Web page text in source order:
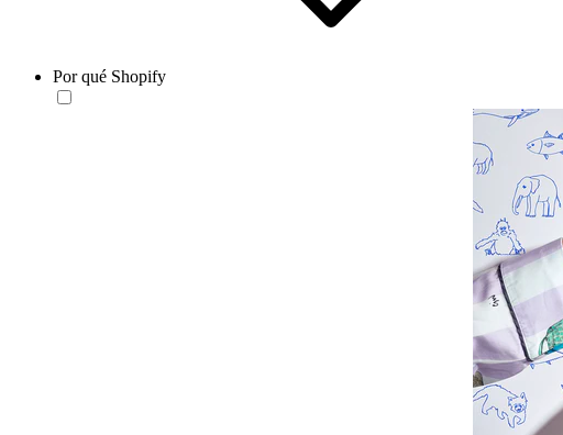
Por qué Shopify